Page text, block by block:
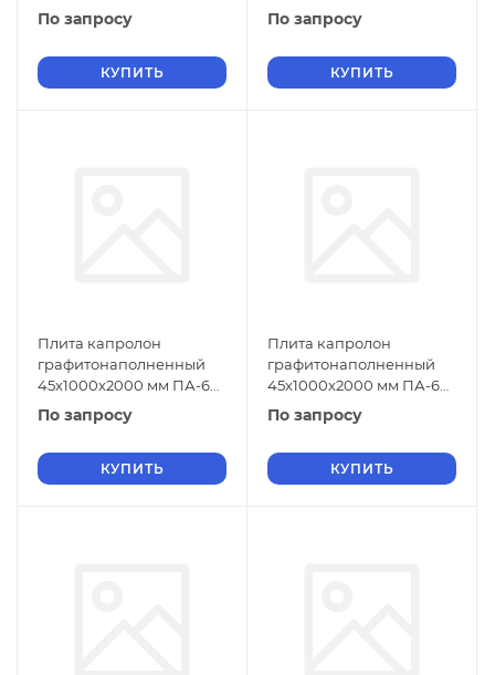
СТО 004-17152852-2013
зеленый
По запросу
КУПИТЬ
СТО 004-17152852-2013
черный
По запросу
КУПИТЬ
Плита капролон
графитонаполненный
45х1000х2000 мм ПА-6
СТО 004-17152852-2013
черный
По запросу
КУПИТЬ
Плита капролон
графитонаполненный
45х1000х2000 мм ПА-6
СТО 004-17152852-2013
зеленый
По запросу
КУПИТЬ